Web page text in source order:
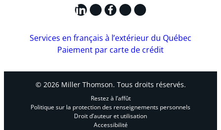
LinkedIn
X Facebook
Instagram
YouTube
Services en français à l’extérieur du Québec
Paiement par carte de crédit
© 2026 Miller Thomson. Tous droits réservés.
Restez à l’affût
Politique sur la protection des renseignements personnels
Droit d’auteur et utilisation
Accessibilité